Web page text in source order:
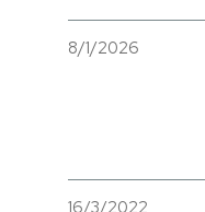
8/1/2026